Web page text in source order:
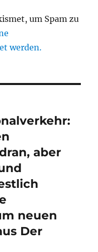
um Spam zu
werden.
aber
neuen
Der